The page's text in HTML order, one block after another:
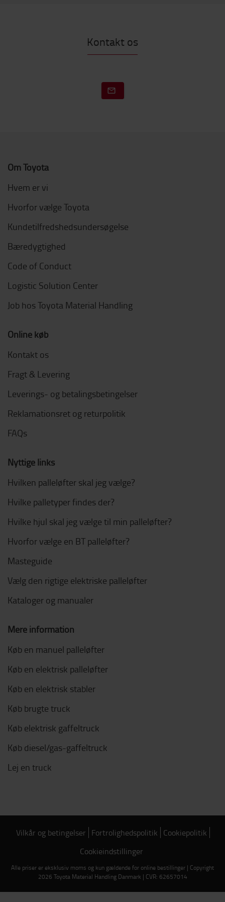
Kontakt os
Om Toyota
Hvem er vi
Hvorfor vælge Toyota
Kundetilfredshedsundersøgelse
Bæredygtighed
Code of Conduct
Logistic Solution Center
Job hos Toyota Material Handling
Online køb
Kontakt os
Fragt & Levering
Leverings- og betalingsbetingelser
Reklamationsret og returpolitik
FAQs
Nyttige links
Hvilken palleløfter skal jeg vælge?
Hvilke palletyper findes der?
Hvilke hjul skal jeg vælge til min palleløfter?
Hvorfor vælge en BT palleløfter?
Masteguide
Vælg den rigtige elektriske palleløfter
Kataloger og manualer
Mere information
Køb en manuel palleløfter
Køb en elektrisk palleløfter
Køb en elektrisk stabler
Køb brugte truck
Køb elektrisk gaffeltruck
Køb diesel/gas-gaffeltruck
Lej en truck
Vilkår og betingelser Fortrolighedspolitik Cookiepolitik
Cookieindstillinger
Alle priser er eksklusiv moms og kun gældende for online bestillinger | Copyright
2026 Toyota Material Handling Danmark | CVR: 62657014